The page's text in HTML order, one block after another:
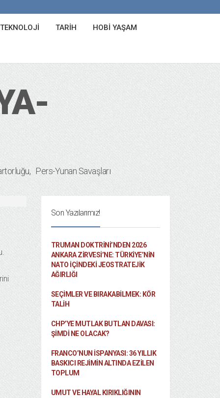
TARIH HOBI YAŞAM
Pers-Yunan Savaşları
Son Yazılarımız!
TRUMAN DOKTRINI’NDEN 2026
ANKARA ZIRVESI’NE: TÜRKIYE’NIN
NATO İÇINDEKI JEOSTRATEJIK
AĞIRLIĞI
SEÇIMLER VE BIRAKABILMEK: KÖR
TALIH
CHP’YE MUTLAK BUTLAN DAVASI:
ŞİMDİ NE OLACAK?
FRANCO’NUN İSPANYASI: 36 YILLIK
BASKICI REJIMIN ALTINDA EZILEN
TOPLUM
UMUT VE HAYAL KIRIKLIĞININ